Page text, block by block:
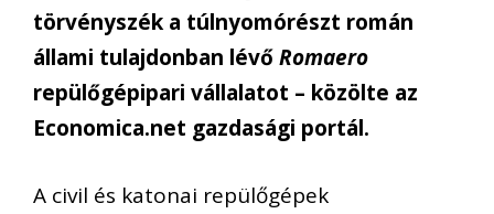
törvényszék a túlnyomórészt román
állami tulajdonban lévőRomaero
repülőgépipari vállalatot – közölte az
Economica.net gazdasági portál.
A civil és katonai repülőgépek